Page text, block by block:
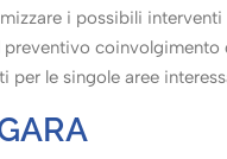
i possibili
preventivo coinvolgimento
per le singole aree